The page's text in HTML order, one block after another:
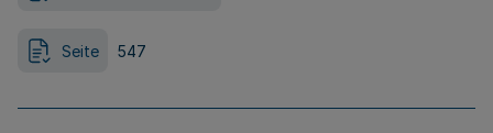
Seite 547